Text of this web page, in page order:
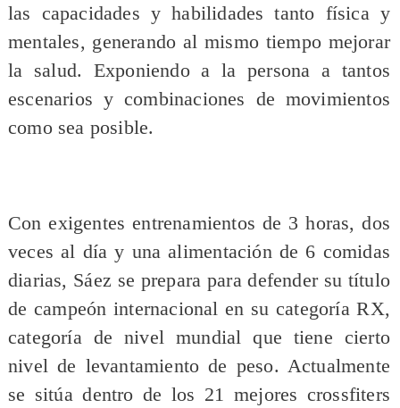
las capacidades y habilidades tanto física y
mentales, generando al mismo tiempo mejorar
la salud. Exponiendo a la persona a tantos
escenarios y combinaciones de movimientos
como sea posible.
Con exigentes entrenamientos de 3 horas, dos
veces al día y una alimentación de 6 comidas
diarias, Sáez se prepara para defender su título
de campeón internacional en su categoría RX,
categoría de nivel mundial que tiene cierto
nivel de levantamiento de peso. Actualmente
se sitúa dentro de los 21 mejores crossfiters